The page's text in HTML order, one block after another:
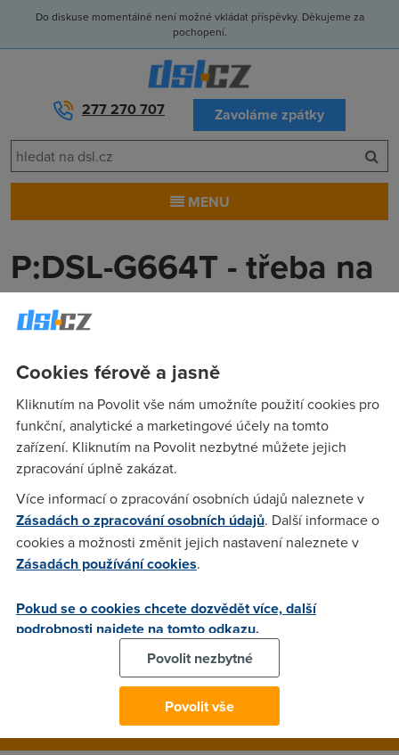
Do diskuse momentálně není možné vkládat příspěvky. Děkujeme za
pochopení.
277 270 707 Zavoláme zpátky
MENU
P:DSL-G664T - třeba na
díly?
Na konci července budu mít volný D-link DSL-G664T, jel v
zápřahu 24/365 3 roky, jednou byl na reklamaci, asi nějaký
vyměněný vnitřnosti, odpojoval ADSL. Poslední dobou už
měl co dělat, 4 notebooky - vypadával DNS. Po restartu ok;
někdy potřeboval 4x denně, někdy vydržel měsíc ok.
Přecházím na wifi s komplet novou technikou, takže pro něj
nemám využití. Už ten router asi nemá žádnou hodnotu, tak
kdyby chtěl někdo na náhradní díly nebo tak... Ale až na
vypadávání DNS je plně funkční.
Michalek(14.7.2009 16:12:48)
Jo a jedna maličkost - bez anténky :)
Cookies férově a jasně
Kliknutím na Povolit vše nám umožníte použití cookies pro
funkční, analytické a marketingové účely na tomto
zařízení. Kliknutím na Povolit nezbytné můžete jejich
zpracování úplně zakázat.
Více informací o zpracování osobních údajů naleznete v
Zásadách o zpracování osobních údajů. Další informace o
cookies a možnosti změnit jejich nastavení naleznete v
Zásadách používání cookies.
Pokud se o cookies chcete dozvědět více, další
podrobnosti najdete na tomto odkazu.
Povolit nezbytné
Povolit vše